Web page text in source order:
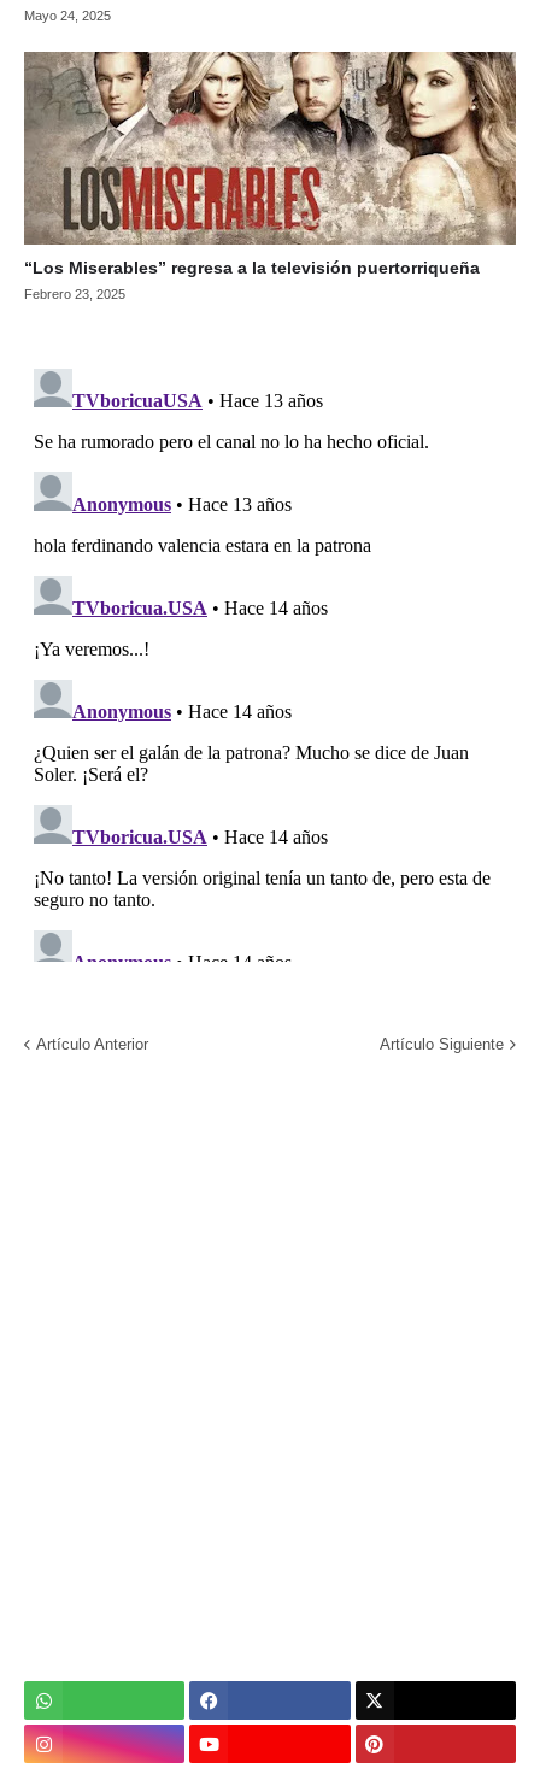
Mayo 24, 2025
“Los Miserables” regresa a la televisión puertorriqueña
Febrero 23, 2025
Artículo Anterior Artículo Siguiente